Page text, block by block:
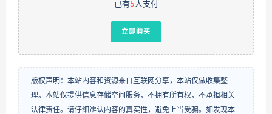
已有5人支付
立即购买
版权声明：本站内容和资源来自互联网分享，本站仅做收集整
理。本站仅提供信息存储空间服务，不拥有所有权，不承担相关
法律责任。请仔细辨认内容的真实性，避免上当受骗。如发现本